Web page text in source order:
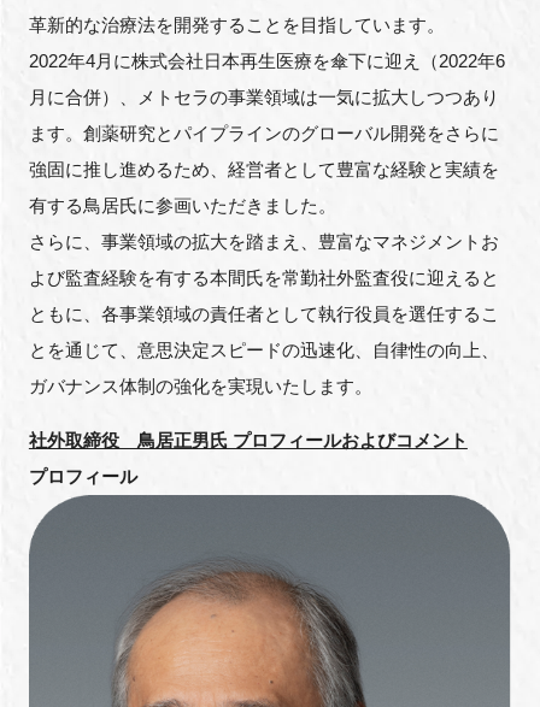
閉じる
革新的な治療法を開発することを目指しています。
2022年4月に株式会社日本再生医療を傘下に迎え（2022年6
月に合併）、メトセラの事業領域は一気に拡大しつつあり
ます。創薬研究とパイプラインのグローバル開発をさらに
強固に推し進めるため、経営者として豊富な経験と実績を
有する鳥居氏に参画いただきました。
さらに、事業領域の拡大を踏まえ、豊富なマネジメントお
よび監査経験を有する本間氏を常勤社外監査役に迎えると
ともに、各事業領域の責任者として執行役員を選任するこ
とを通じて、意思決定スピードの迅速化、自律性の向上、
ガバナンス体制の強化を実現いたします。
社外取締役 鳥居正男氏 プロフィールおよびコメント
プロフィール